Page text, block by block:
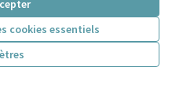
cookies essentielsBuers Croix-Luizet